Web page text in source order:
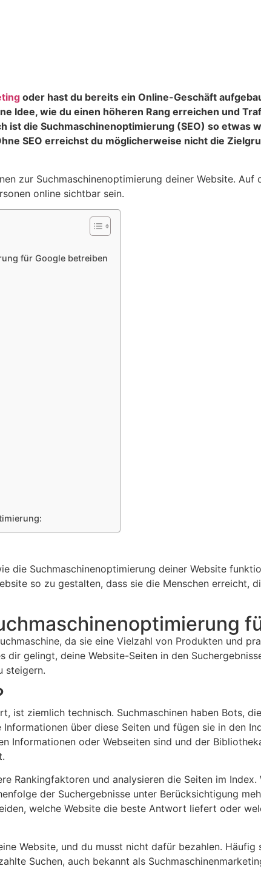
oder hast du bereits ein Online-Geschäft
Idee, wie du einen höheren Rang erreichen und
ist die Suchmaschinenoptimierung (SEO) so etwas
SEO erreichst du möglicherweise nicht die
zur Suchmaschinenoptimierung deiner Website. Auf
online sichtbar sein.
für Google betreiben
die Suchmaschinenoptimierung deiner Website
so zu gestalten, dass sie die Menschen erreicht,
da sie eine Vielzahl von Produkten und
dir gelingt, deine Website-Seiten in den
steigern.
ist ziemlich technisch. Suchmaschinen haben Bots,
über diese Seiten und fügen sie in den
Informationen oder Webseiten sind und der
Rankingfaktoren und analysieren die Seiten im
der Suchergebnisse unter Berücksichtigung
welche Website die beste Antwort liefert oder
Website, und du musst nicht dafür bezahlen.
Suchen, auch bekannt als